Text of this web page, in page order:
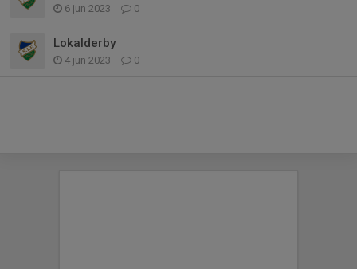
6 jun 2023 0
Lokalderby
4 jun 2023 0